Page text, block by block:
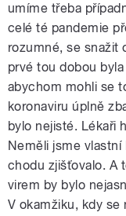
umíme třeba
celé té pandemie
rozumné, se snažit
prvé tou dobou
abychom mohli se
koronaviru úplně
bylo nejisté. Lékaři
Neměli jsme
chodu zjišťovalo. A
virem by bylo
V okamžiku, kdy se